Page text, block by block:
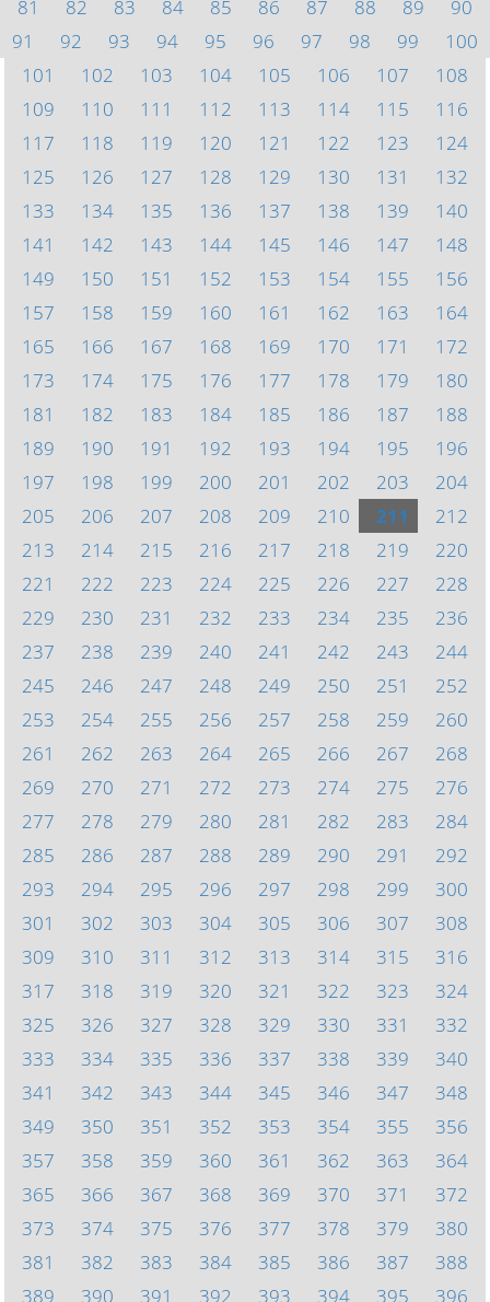
81
82 83 84 85 86 87 88 89
90
91
92 93 94 95 96 97 98 99
100
101
102 103 104 105 106 107
108
109
110 111 112 113 114 115
116
117
118 119 120 121 122 123
124
125
126 127 128 129 130 131
132
133
134 135 136 137 138 139
140
141
142 143 144 145 146 147
148
149
150 151 152 153 154 155
156
157
158 159 160 161 162 163
164
165
166 167 168 169 170 171
172
173
174 175 176 177 178 179
180
181
182 183 184 185 186 187
188
189
190 191 192 193 194 195
196
197
198 199 200 201 202 203
204
205
206 207 208 209 210 211
212
213
214 215 216 217 218 219
220
221
222 223 224 225 226 227
228
229
230 231 232 233 234 235
236
237
238 239 240 241 242 243
244
245
246 247 248 249 250 251
252
253
254 255 256 257 258 259
260
261
262 263 264 265 266 267
268
269
270 271 272 273 274 275
276
277
278 279 280 281 282 283
284
285
286 287 288 289 290 291
292
293
294 295 296 297 298 299
300
301
302 303 304 305 306 307
308
309
310 311 312 313 314 315
316
317
318 319 320 321 322 323
324
325
326 327 328 329 330 331
332
333
334 335 336 337 338 339
340
341
342 343 344 345 346 347
348
349
350 351 352 353 354 355
356
357
358 359 360 361 362 363
364
365
366 367 368 369 370 371
372
373
374 375 376 377 378 379
380
381
382 383 384 385 386 387
388
389
390 391 392 393 394 395 396